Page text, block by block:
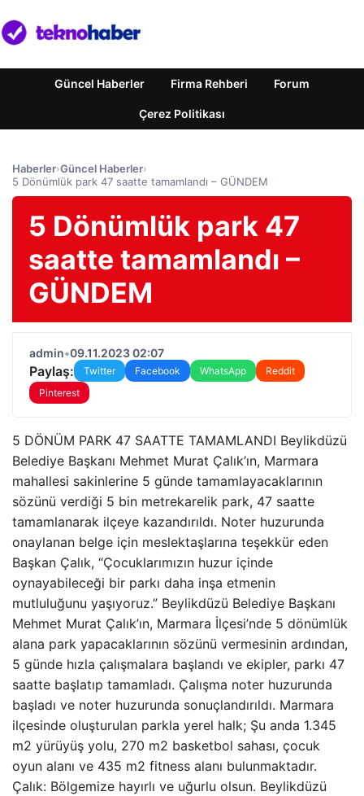
Güncel Haberler Firma Rehberi Forum
Çerez Politikası
Haberler›Güncel Haberler›
5 Dönümlük park 47 saatte tamamlandı – GÜNDEM
5 Dönümlük park 47
saatte tamamlandı –
GÜNDEM
admin•09.11.2023 02:07
Paylaş: Twitter Facebook WhatsApp
Reddit
Pinterest
5 DÖNÜM PARK 47 SAATTE TAMAMLANDI Beylikdüzü
Belediye Başkanı Mehmet Murat Çalık’ın, Marmara
mahallesi sakinlerine 5 günde tamamlayacaklarının
sözünü verdiği 5 bin metrekarelik park, 47 saatte
tamamlanarak ilçeye kazandırıldı. Noter huzurunda
onaylanan belge için meslektaşlarına teşekkür eden
Başkan Çalık, “Çocuklarımızın huzur içinde
oynayabileceği bir parkı daha inşa etmenin
mutluluğunu yaşıyoruz.” Beylikdüzü Belediye Başkanı
Mehmet Murat Çalık’ın, Marmara İlçesi’nde 5 dönümlük
alana park yapacaklarının sözünü vermesinin ardından,
5 günde hızla çalışmalara başlandı ve ekipler, parkı 47
saatte başlatıp tamamladı. Çalışma noter huzurunda
başladı ve noter huzurunda sonuçlandırıldı. Marmara
ilçesinde oluşturulan parkla yerel halk; Şu anda 1.345
m2 yürüyüş yolu, 270 m2 basketbol sahası, çocuk
oyun alanı ve 435 m2 fitness alanı bulunmaktadır.
Çalık: Bölgemize hayırlı ve uğurlu olsun. Beylikdüzü